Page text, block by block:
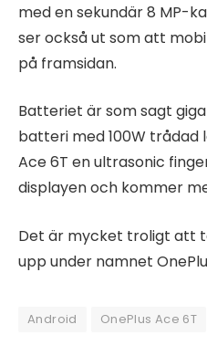
med en sekundär 8 MP-
ser också ut som att
på framsidan.
Batteriet är som sagt
batteri med 100W trådad
Ace 6T en ultrasonic
displayen och kommer
Det är mycket troligt att
upp under namnet
Android OnePlus Ace 6T